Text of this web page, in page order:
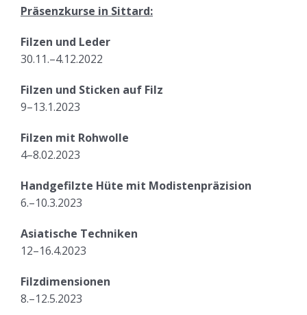
Präsenzkurse in Sittard:
Filzen und Leder
30.11.–4.12.2022
Filzen und Sticken auf Filz
9–13.1.2023
Filzen mit Rohwolle
4–8.02.2023
Handgefilzte Hüte mit Modistenpräzision
6.–10.3.2023
Asiatische Techniken
12–16.4.2023
Filzdimensionen
8.–12.5.2023